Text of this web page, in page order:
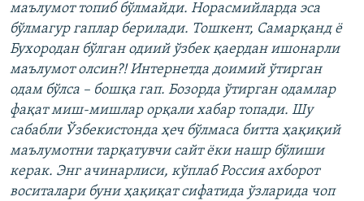
маълумот топиб бўлмайди. Норасмийларда эса
бўлмагур гаплар берилади. Тошкент, Самарқанд ё
Бухородан бўлган одиий ўзбек қаердан ишонарли
маълумот олсин?! Интернетда доимий ўтирган
одам бўлса – бошқа гап. Бозорда ўтирган одамлар
фақат миш-мишлар орқали хабар топади. Шу
сабабли Ўзбекистонда ҳеч бўлмаса битта ҳақиқий
маълумотни тарқатувчи сайт ёки нашр бўлиши
керак. Энг ачинарлиси, кўплаб Россия ахборот
воситалари буни ҳақиқат сифатида ўзларида чоп